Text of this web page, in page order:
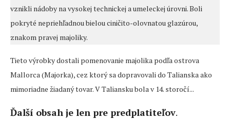
vznikli nádoby na vysokej technickej a umeleckej úrovni. Boli
pokryté nepriehľadnou bielou ciničito-olovnatou glazúrou,
znakom pravej majoliky.
Tieto výrobky dostali pomenovanie majolika podľa ostrova
Mallorca (Majorka), cez ktorý sa dopravovali do Talianska ako
mimoriadne žiadaný tovar. V Taliansku bola v 14. storočí...
Ďalší obsah je len pre predplatiteľov.